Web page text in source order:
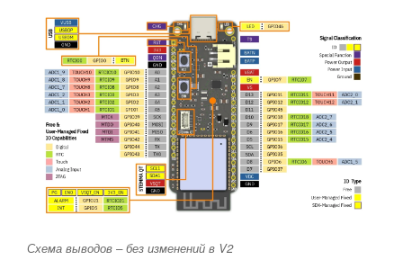
Схема выводов – без изменений в V2